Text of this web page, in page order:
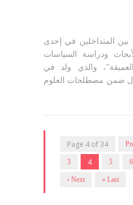
المتداخلين في إحدى
ودراسة السياسات
والذي ولد في
ضمن مصطلحات العلوم
Page 4 of 34
3 4 5 6
Next › Last »